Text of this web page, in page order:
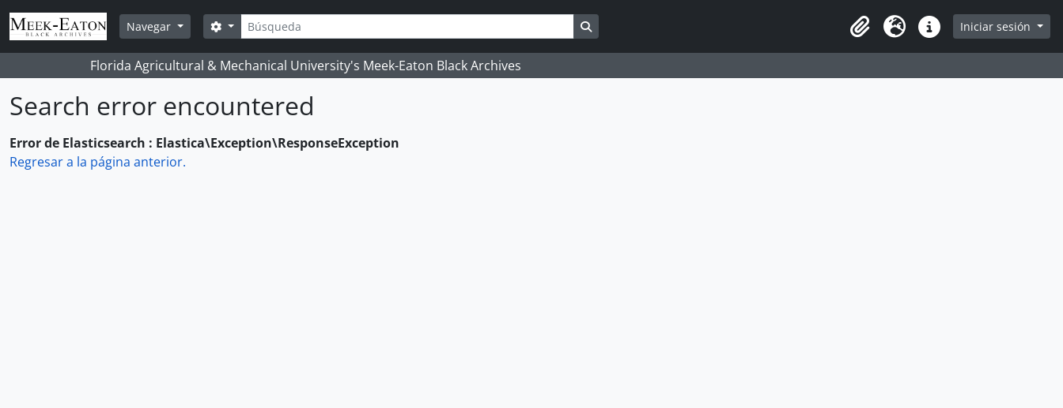
Skip to main content
Navegar
Búsqueda
Search options
Portapapeles
Idioma Enlaces rápidos
Iniciar sesión
Florida Agricultural & Mechanical University's Meek-Eaton Black Archives
Search error encountered
Error de Elasticsearch : Elastica\Exception\ResponseException
Regresar a la página anterior.